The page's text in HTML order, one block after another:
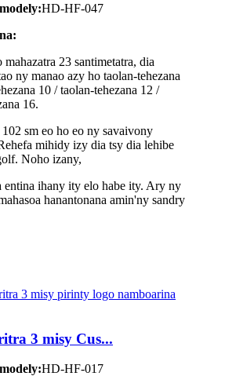
HD-HF-047
mahazatra 23 santimetatra, dia
ny manao azy ho taolan-tehezana
10 / taolan-tehezana 12 /
16.
sm eo ho eo ny savaivony
mihidy izy dia tsy dia lehibe
Noho izany,
entina ihany ity elo habe ity. Ary ny
hanantonana amin'ny sandry
3 misy Cus...
HD-HF-017